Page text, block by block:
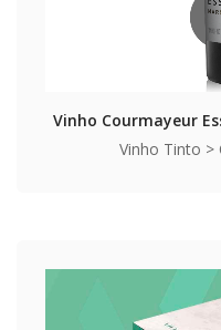
Vinho Courmayeur
Vinho Tinto >